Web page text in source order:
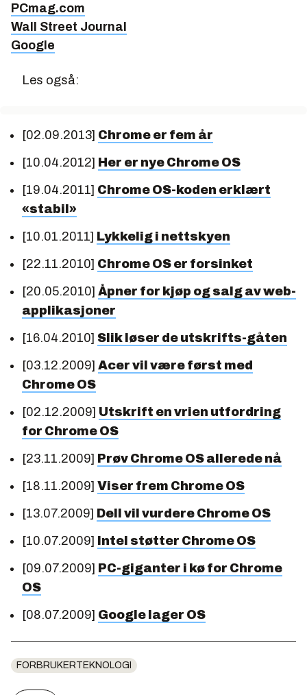
PCmag.com
Wall Street Journal
Google
Les også:
[02.09.2013] Chrome er fem år
[10.04.2012] Her er nye Chrome OS
[19.04.2011] Chrome OS-koden erklært
«stabil»
[10.01.2011] Lykkelig i nettskyen
[22.11.2010] Chrome OS er forsinket
[20.05.2010] Åpner for kjøp og salg av web­
applikasjoner
[16.04.2010] Slik løser de utskrifts-gåten
[03.12.2009] Acer vil være først med
Chrome OS
[02.12.2009] Utskrift en vrien utfordring
for Chrome OS
[23.11.2009] Prøv Chrome OS allerede nå
[18.11.2009] Viser frem Chrome OS
[13.07.2009] Dell vil vurdere Chrome OS
[10.07.2009] Intel støtter Chrome OS
[09.07.2009] PC-giganter i kø for Chrome
OS
[08.07.2009] Google lager OS
FORBRUKERTEKNOLOGI